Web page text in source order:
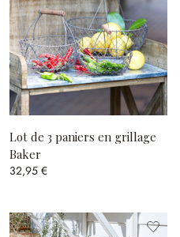
Lot de 3 paniers en grillage
Baker
32,95 €